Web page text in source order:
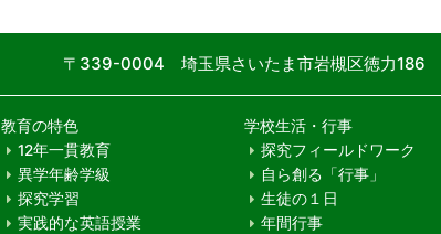
〒339-0004 埼玉県さいたま市岩槻区徳力186
教育の特色
12年一貫教育
異学年齢学級
探究学習
実践的な英語授業
学校生活・行事
探究フィールドワーク
自ら創る「行事」
生徒の１日
年間行事